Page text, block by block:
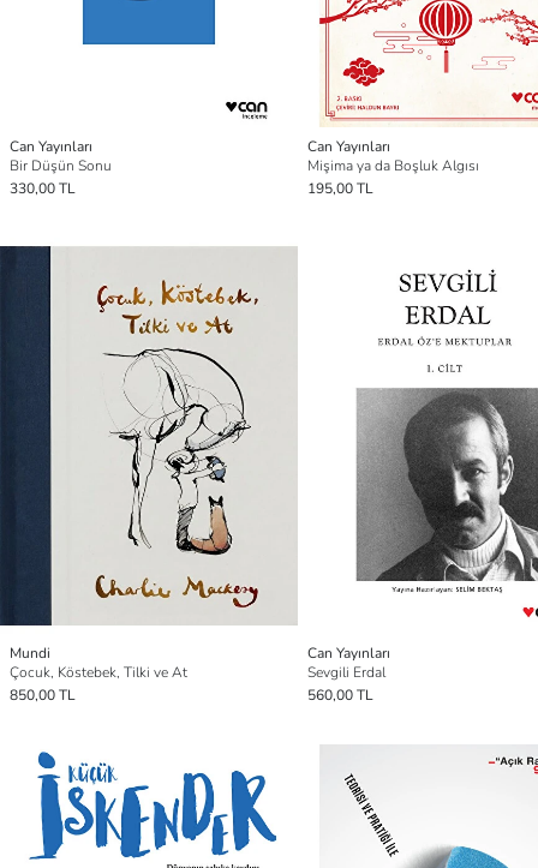
Can Yayınları
Bir Düşün Sonu
330,00 TL
Can Yayınları
Mişima ya da Boşluk Algısı
195,00 TL
Mundi
Çocuk, Köstebek, Tilki ve At
850,00 TL
Can Yayınları
Sevgili Erdal
560,00 TL